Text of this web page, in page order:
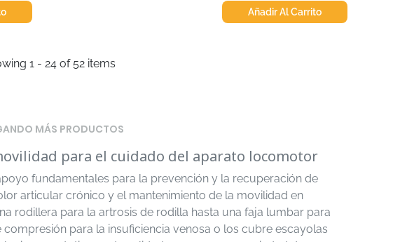
Añadir Al Carrito
1 - 24 of 52 items
MÁS PRODUCTOS
para el cuidado del aparato locomotor
fundamentales para la prevención y la recuperación de
articular crónico y el mantenimiento de la movilidad en
rodillera para la artrosis de rodilla hasta una faja lumbar para
para la insuficiencia venosa o los cubre escayolas